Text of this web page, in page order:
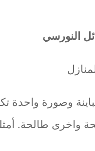
النورسي
وصورة واحدة
واخرى طالحة.